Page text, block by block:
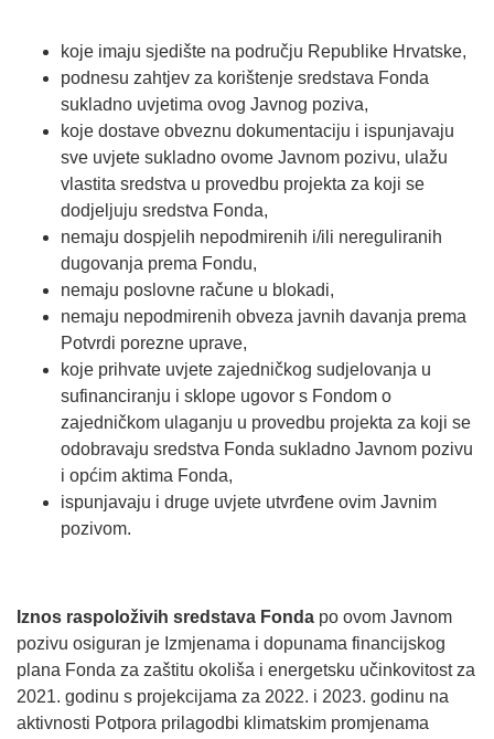
koje imaju sjedište na području Republike Hrvatske,
podnesu zahtjev za korištenje sredstava Fonda
sukladno uvjetima ovog Javnog poziva,
koje dostave obveznu dokumentaciju i ispunjavaju
sve uvjete sukladno ovome Javnom pozivu, ulažu
vlastita sredstva u provedbu projekta za koji se
dodjeljuju sredstva Fonda,
nemaju dospjelih nepodmirenih i/ili nereguliranih
dugovanja prema Fondu,
nemaju poslovne račune u blokadi,
nemaju nepodmirenih obveza javnih davanja prema
Potvrdi porezne uprave,
koje prihvate uvjete zajedničkog sudjelovanja u
sufinanciranju i sklope ugovor s Fondom o
zajedničkom ulaganju u provedbu projekta za koji se
odobravaju sredstva Fonda sukladno Javnom pozivu
i općim aktima Fonda,
ispunjavaju i druge uvjete utvrđene ovim Javnim
pozivom.
Iznos raspoloživih sredstava Fonda po ovom Javnom
pozivu osiguran je Izmjenama i dopunama financijskog
plana Fonda za zaštitu okoliša i energetsku učinkovitost za
2021. godinu s projekcijama za 2022. i 2023. godinu na
aktivnosti Potpora prilagodbi klimatskim promjenama